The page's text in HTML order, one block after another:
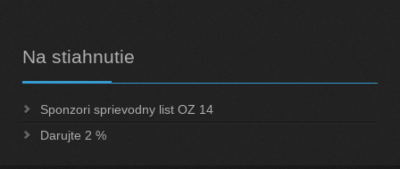
Na stiahnutie
Sponzori sprievodny list OZ 14
Darujte 2 %